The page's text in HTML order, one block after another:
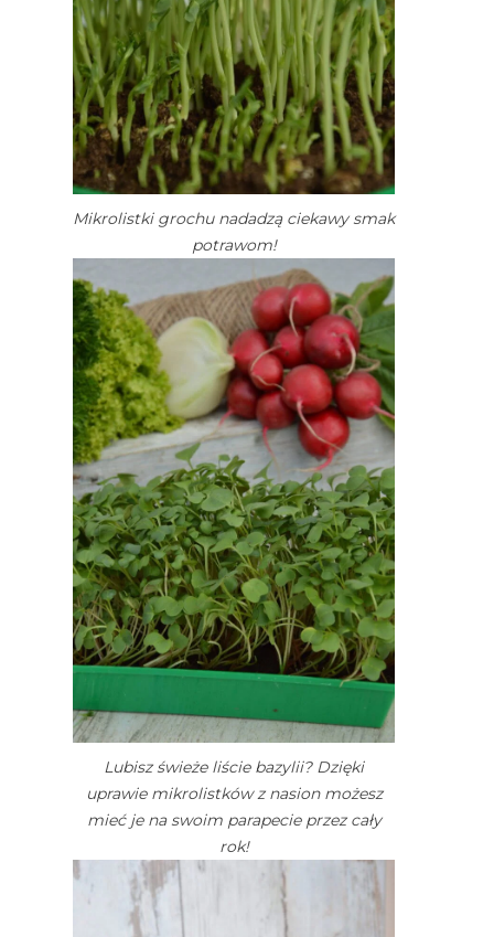
Mikrolistki grochu nadadzą ciekawy smak
potrawom!
Lubisz świeże liście bazylii? Dzięki
uprawie mikrolistków z nasion możesz
mieć je na swoim parapecie przez cały
rok!